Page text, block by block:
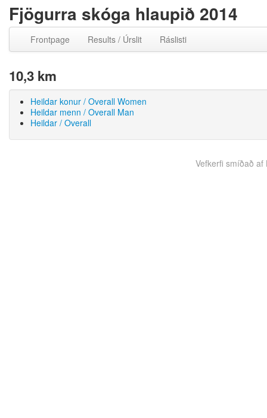
Fjögurra skóga hlaupið 2014
Frontpage Results / Úrslit Ráslisti
10,3 km
Heildar konur / Overall Women
Heildar menn / Overall Man
Heildar / Overall
Vefkerfi smíðað